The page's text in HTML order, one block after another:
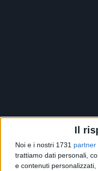
Il
Noi e i nostri 1731 partner
trattiamo dati personali,
e contenuti